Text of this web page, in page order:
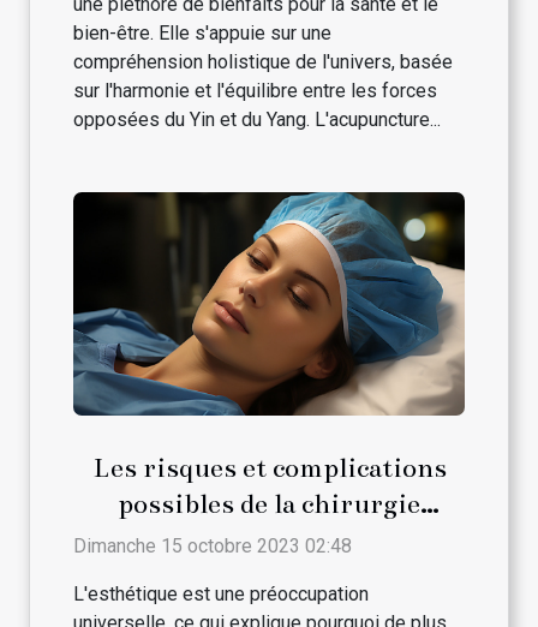
une pléthore de bienfaits pour la santé et le
bien-être. Elle s'appuie sur une
compréhension holistique de l'univers, basée
sur l'harmonie et l'équilibre entre les forces
opposées du Yin et du Yang. L'acupuncture...
Les risques et complications
possibles de la chirurgie
esthétique
Dimanche 15 octobre 2023 02:48
L'esthétique est une préoccupation